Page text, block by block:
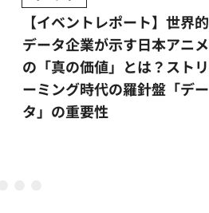
【イベントレポート】世界的
データ企業が示す日本アニメ
の「真の価値」とは？ストリ
ーミング時代の羅針盤「デー
タ」の重要性